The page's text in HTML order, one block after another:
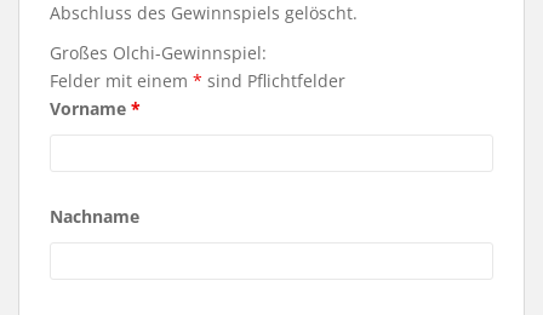
Abschluss des Gewinnspiels gelöscht.
Großes Olchi-Gewinnspiel:
Felder mit einem * sind Pflichtfelder
Vorname *
Nachname